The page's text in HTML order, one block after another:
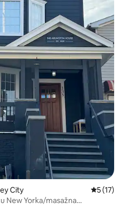
City
5 (17)
New Yorka/masažna